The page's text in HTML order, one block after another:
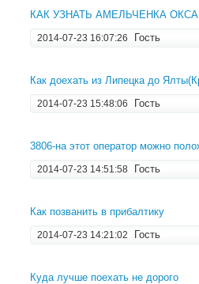
КАК УЗНАТЬ АМЕЛЬЧЕНКА
2014-07-23 16:07:26 Гость
Как доехать из Липецка до
2014-07-23 15:48:06 Гость
3806-на этот оператор можно
2014-07-23 14:51:58 Гость
Как позванить в прибалтику
2014-07-23 14:21:02 Гость
Куда лучше поехать не дорого